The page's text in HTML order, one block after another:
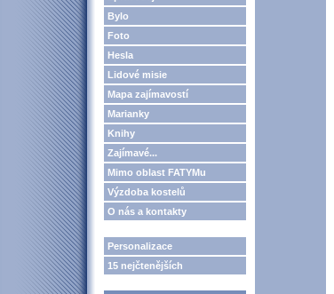
Bylo
Foto
Hesla
Lidové misie
Mapa zajímavostí
Marianky
Knihy
Zajímavé...
Mimo oblast FATYMu
Výzdoba kostelů
O nás a kontakty
Personalizace
15 nejčtenějších